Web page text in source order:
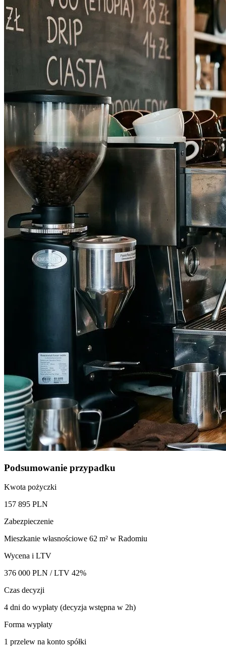
Podsumowanie przypadku
Kwota pożyczki
157 895 PLN
Zabezpieczenie
Mieszkanie własnościowe 62 m² w Radomiu
Wycena i LTV
376 000 PLN / LTV 42%
Czas decyzji
4 dni do wypłaty (decyzja wstępna w 2h)
Forma wypłaty
1 przelew na konto spółki